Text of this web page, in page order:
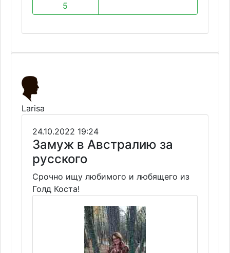
5
Larisa
24.10.2022 19:24
Замуж в Австралию за
русского
Срочно ищу любимого и любящего из
Голд Коста!